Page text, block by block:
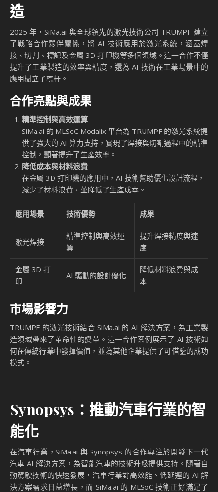
造
2025 年，SiMa.ai 與全球領先的激光技術公司 TRUMPF 建立
了戰略合作夥伴關係，將 AI 技術應用於激光系統，涵蓋焊
接、切割、標記及金屬 3D 打印機等多個領域。這一合作不僅
提升了工業製造的效率與精度，還為 AI 技術在工業場景中的
應用樹立了標杆。
合作亮點與成果
精準控制與高效運算
SiMa.ai 的 MLSoC Modalix 平台為 TRUMPF 的激光系統提
供了強大的 AI 算力支持，實現了焊接與切割過程中的精準
控制，顯著提升了生產效率。
降低成本與材料浪費
在金屬 3D 打印機的應用中，AI 技術幫助優化設計流程，
減少了材料浪費，並降低了生產成本。
應用場景 技術優勢 成果
激光焊接
精準控制與高效運
算
提升焊接精度與速
度
金屬 3D 打
印
AI 驅動的設計優化
降低材料浪費與成
本
市場影響力
TRUMPF 的激光技術結合 SiMa.ai 的 AI 解決方案，為工業製
造領域帶來了革命性的變革。這一合作案例展示了 AI 技術如
何在傳統行業中發揮價值，並為其他企業提供了可借鑒的成功
模式。
Synopsys：推動汽車行業的智
能化
在汽車行業，SiMa.ai 與 Synopsys 的合作專注於開發下一代
汽車 AI 解決方案，為智能汽車的技術升級提供支持。隨著自
動駕駛技術的快速發展，汽車行業對高效能、低延遲的 AI 解
決方案需求日益增長，而 SiMa.ai 的 MLSoC 技術正好滿足了